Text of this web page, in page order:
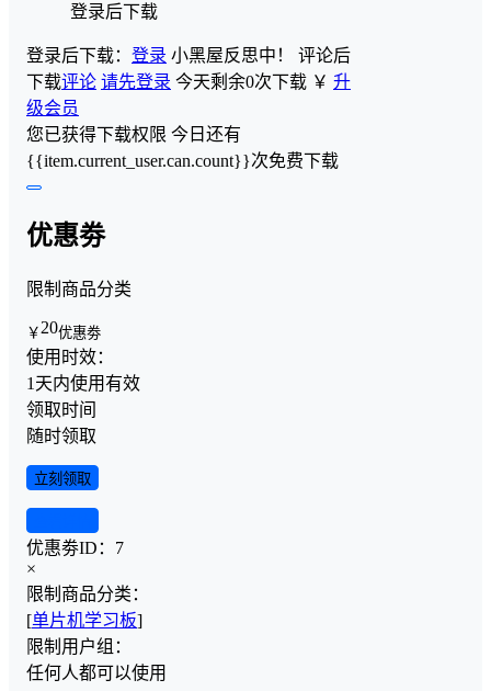
登录后下载
登录后下载： 登录 小黑屋反思中！ 评论后
下载评论 请先登录 今天剩余0次下载 ￥ 升
级会员
您已获得下载权限 今日还有
{{item.current_user.can.count}}次免费下载
优惠劵
限制商品分类
￥ 20优惠劵
使用时效：
1天内使用有效
领取时间
随时领取
立刻领取
优惠劵ID： 7
×
限制商品分类：
[单片机学习板]
限制用户组：
任何人都可以使用